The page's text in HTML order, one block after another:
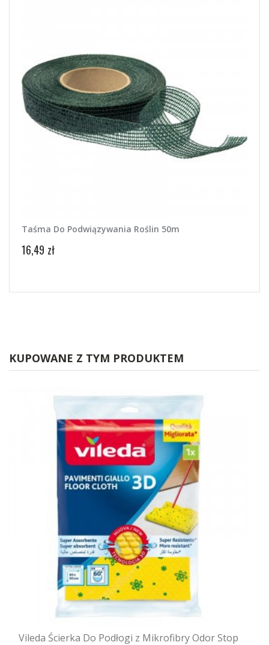
Taśma Do Podwiązywania Roślin 50m
16,49 zł
KUPOWANE Z TYM PRODUKTEM
Vileda Ścierka Do Podłogi z Mikrofibry Odor Stop